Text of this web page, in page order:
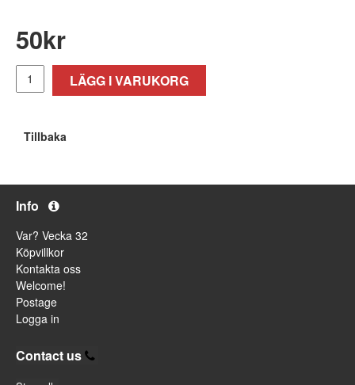
50kr
LÄGG I VARUKORG
Tillbaka
Info
Var? Vecka 32
Köpvillkor
Kontakta oss
Welcome!
Postage
Logga in
Contact us